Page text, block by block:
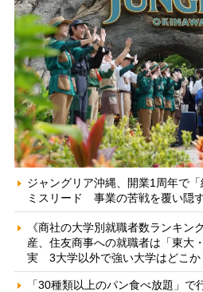
ジャングリア沖縄、開業1周年で
ミスリード 事業の苦戦を覆い隠
《商社の大学別就職者数ランキン
産、住友商事への就職者は「東大
実 3大学以外で強い大学はどこか
「30種類以上のパン食べ放題」